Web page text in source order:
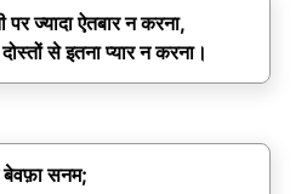
पर ज्यादा ऐतबार न करना,
से इतना प्यार न करना।
बेवफ़ा सनम;